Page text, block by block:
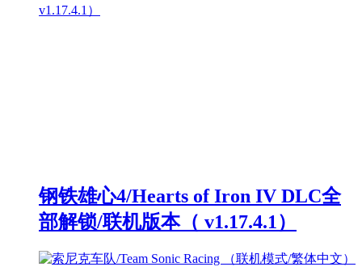
钢铁雄心4/Hearts of Iron IV DLC全
部解锁/联机版本（ v1.17.4.1）